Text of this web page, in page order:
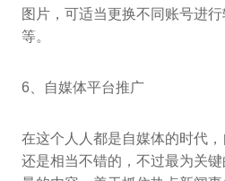
图片，可适当更换不同账号进
等。
6、自媒体平台推广
在这个人人都是自媒体的时代
还是相当不错的，不过最为关